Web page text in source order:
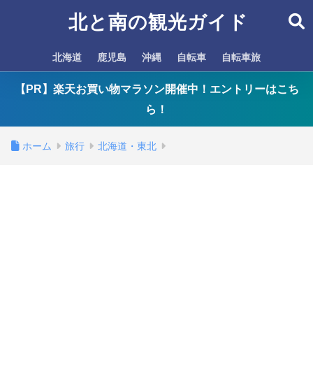
北と南の観光ガイド
北海道 鹿児島 沖縄 自転車 自転車旅
【PR】楽天お買い物マラソン開催中！エントリーはこち
ら！
ホーム 旅行 北海道・東北